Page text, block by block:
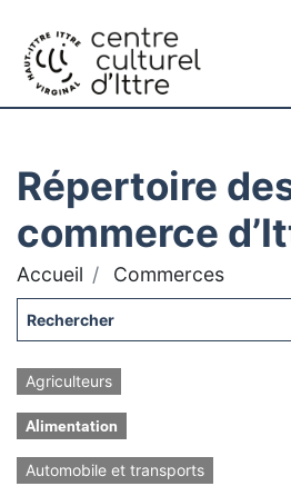
Répertoire
commerce
Accueil Commerces
Agriculteurs
Alimentation
Automobile et transports